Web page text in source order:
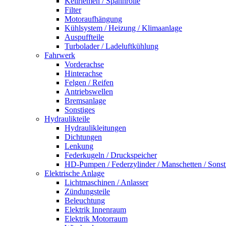
Filter
Motoraufhängung
Kühlsystem / Heizung / Klimaanlage
Auspuffteile
Turbolader / Ladeluftkühlung
Fahrwerk
Vorderachse
Hinterachse
Felgen / Reifen
Antriebswellen
Bremsanlage
Sonstiges
Hydraulikteile
Hydraulikleitungen
Dichtungen
Lenkung
Federkugeln / Druckspeicher
HD-Pumpen / Federzylinder / Manschetten /
Elektrische Anlage
Lichtmaschinen / Anlasser
Zündungsteile
Beleuchtung
Elektrik Innenraum
Elektrik Motorraum